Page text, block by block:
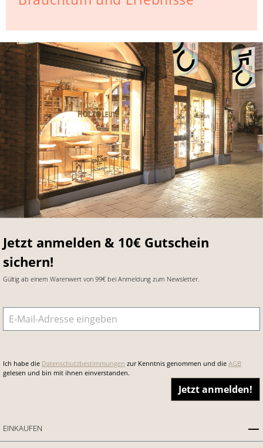
Jetzt anmelden & 10€ Gutschein
sichern!
Gültig ab einem Warenwert von 99€ bei Anmeldung zum Newsletter.
E-Mail-Adresse
Ich habe die Datenschutzbestimmungen zur Kenntnis genommen und die AGB
gelesen und bin mit ihnen einverstanden.
Jetzt anmelden!
EINKAUFEN